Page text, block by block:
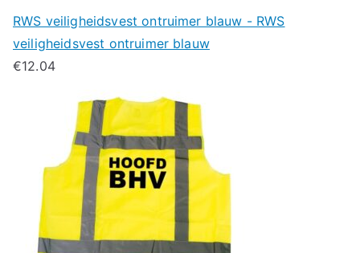
RWS veiligheidsvest ontruimer blauw - RWS
veiligheidsvest ontruimer blauw
€12.04